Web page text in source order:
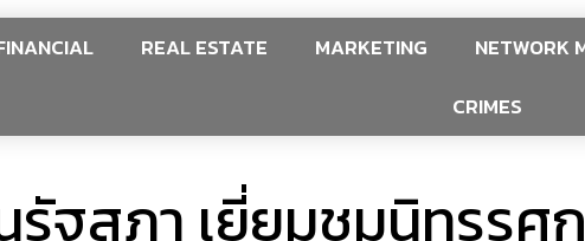
REAL ESTATE MARKETING NETWORK
CRIMES
รัฐสภา เยี่ยมชมนิทรรศ